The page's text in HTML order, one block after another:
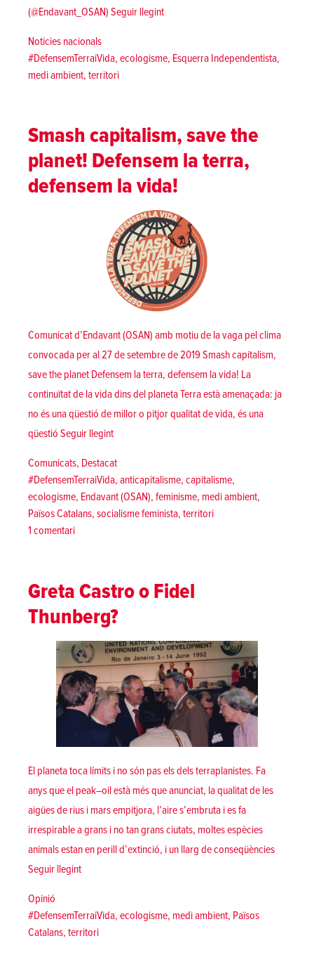
(@Endavant_OSAN) Seguir llegint«Ni un pam de terra, ni una gota
Posted in
Noticies nacionals
Tags:
#DefensemTerraiVida, ecologisme, Esquerra Independentista,
medi ambient, territori
Smash capitalism, save the
planet! Defensem la terra,
defensem la vida!
Comunicat d’Endavant (OSAN) amb motiu de la vaga pel clima
convocada per al 27 de setembre de 2019 Smash capitalism,
save the planet Defensem la terra, defensem la vida! La
continuïtat de la vida dins del planeta Terra està amenaçada: ja
no és una qüestió de millor o pitjor qualitat de vida, és una
qüestió Seguir llegint«Smash capitalism, save the planet! Defensem
Posted in
Comunicats, Destacat
Tags:
#DefensemTerraiVida, anticapitalisme, capitalisme,
ecologisme, Endavant (OSAN), feminisme, medi ambient,
Països Catalans, socialisme feminista, territori
1 comentaria
save
the
planet!
Defensem
la
terra,
defensem
la
vida!
Greta Castro o Fidel
Thunberg?
El planeta toca límits i no són pas els dels terraplanistes. Fa
anys que el peak–oil està més que anunciat, la qualitat de les
aigües de rius i mars empitjora, l’aire s’embruta i es fa
irrespirable a grans i no tan grans ciutats, moltes espècies
animals estan en perill d’extinció, i un llarg de conseqüències
Seguir llegint«Greta Castro o Fidel Thunberg?»
Posted in
Opinió
Tags:
#DefensemTerraiVida, ecologisme, medi ambient, Països
Catalans, territori